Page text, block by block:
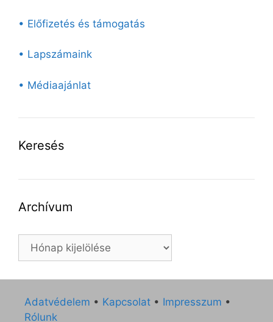
• Előfizetés és támogatás
• Lapszámaink
• Médiaajánlat
Keresés
Archívum
Archívum
Adatvédelem • Kapcsolat • Impresszum •
Rólunk